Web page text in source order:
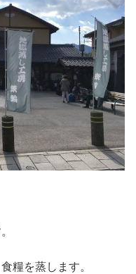
糧を蒸します。